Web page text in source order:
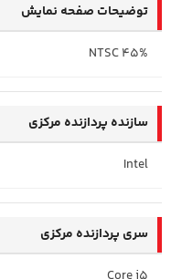
توضیحات صفحه نمایش
45% NTSC
سازنده پردازنده مرکزی
Intel
سری پردازنده مرکزی